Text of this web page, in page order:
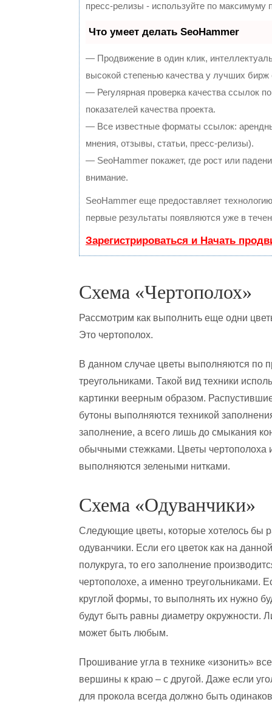
пресс-релизы - используйте по
Что умеет делать SeoHammer
— Продвижение в один клик,
высокой степенью качества у лучших бирж
— Регулярная проверка качества ссылок
показателей качества проекта.
— Все известные форматы ссылок:
мнения, отзывы, статьи, пресс-релизы).
— SeoHammer покажет, где рост или
внимание.
SeoHammer еще предоставляет
первые результаты появляются уже в
Зарегистрироваться и Начать
Схема «Чертополох»
Рассмотрим как выполнить еще одни
Это чертополох.
В данном случае цветы выполняются по
треугольниками. Такой вид техники
картинки веерным образом.
бутоны выполняются техникой
заполнение, а всего лишь до смыкания
обычными стежками. Цветы чертополоха
выполняются зелеными нитками.
Схема «Одуванчики»
Следующие цветы, которые хотелось бы
одуванчики. Если его цветок как на
полукруга, то его заполнение
чертополохе, а именно треугольниками.
круглой формы, то выполнять их нужно
будут быть равны диаметру окружности.
может быть любым.
Прошивание угла в технике «изонить»
вершины к краю – с другой. Даже если
для прокола всегда должно быть